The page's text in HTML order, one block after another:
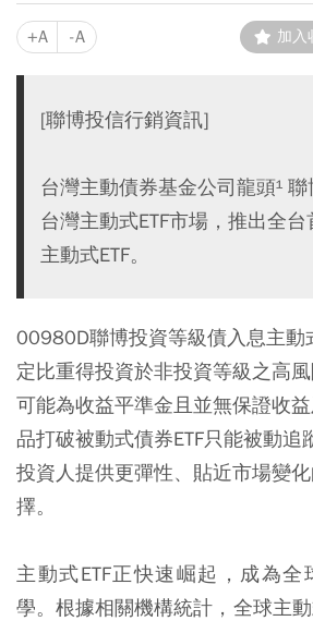
+A -A 加入
[聯博投信行銷資訊]
台灣主動債券基金公司龍頭¹
台灣主動式ETF市場，推出全
主動式ETF。
00980D聯博投資等級債入息主動
定比重得投資於非投資等級之高
可能為收益平準金且並無保證收益
品打破被動式債券ETF只能被動追
投資人提供更彈性、貼近市場變
擇。
主動式ETF正快速崛起，成為
學。根據相關機構統計，全球主